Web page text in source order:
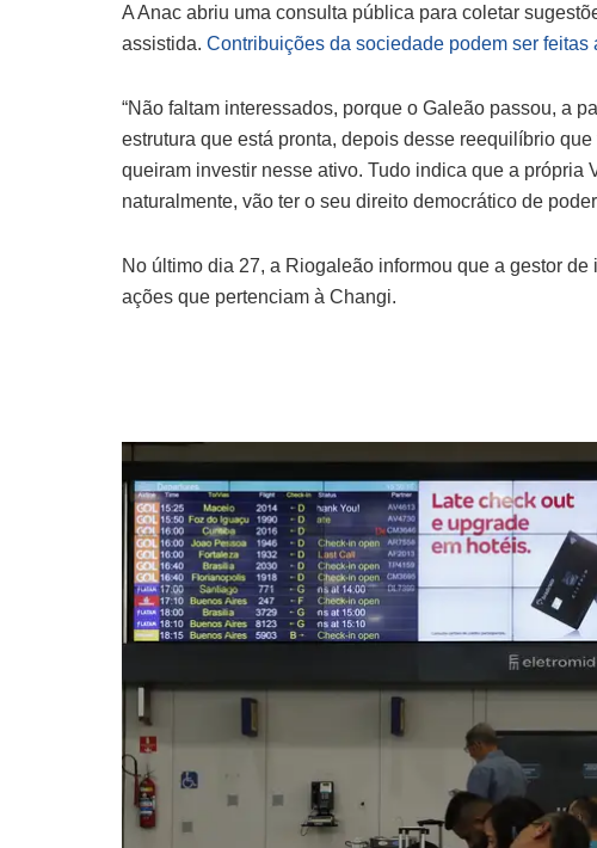
A Anac abriu uma consulta pública para coletar
assistida. Contribuições da sociedade podem ser feitas
“Não faltam interessados, porque o Galeão passou, a
estrutura que está pronta, depois desse reequilíbrio
queiram investir nesse ativo. Tudo indica que a própria
naturalmente, vão ter o seu direito democrático de
No último dia 27, a Riogaleão informou que a gestor
ações que pertenciam à Changi.